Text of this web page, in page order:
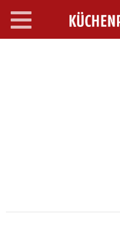
Toggle
navigation